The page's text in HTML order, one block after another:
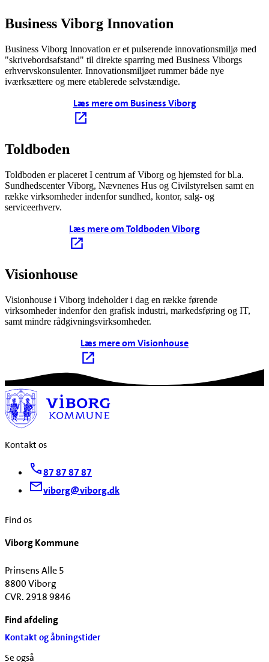
Business Viborg Innovation
Business Viborg Innovation er et pulserende innovationsmiljø med
"skrivebordsafstand" til direkte sparring med Business Viborgs
erhvervskonsulenter. Innovationsmiljøet rummer både nye
iværksættere og mere etablerede selvstændige.
Læs mere om Business Viborg
Toldboden
Toldboden er placeret I centrum af Viborg og hjemsted for bl.a.
Sundhedscenter Viborg, Nævnenes Hus og Civilstyrelsen samt en
række virksomheder indenfor sundhed, kontor, salg- og
serviceerhverv.
Læs mere om Toldboden Viborg
Visionhouse
Visionhouse i Viborg indeholder i dag en række førende
virksomheder indenfor den grafisk industri, markedsføring og IT,
samt mindre rådgivningsvirksomheder.
Læs mere om Visionhouse
Kontakt os
87 87 87 87
viborg@viborg.dk
Find os
Viborg Kommune
Prinsens Alle 5
8800 Viborg
CVR. 2918 9846
Find afdeling
Kontakt og åbningstider
Se også